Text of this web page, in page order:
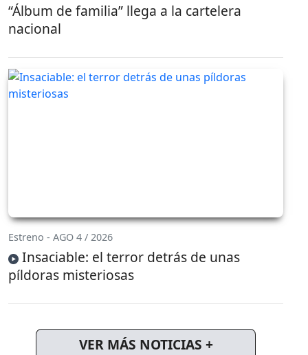
“Álbum de familia” llega a la cartelera
nacional
Estreno - AGO 4 / 2026
Insaciable: el terror detrás de unas
píldoras misteriosas
VER MÁS NOTICIAS +